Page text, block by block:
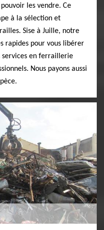
les vendre. Ce
à la sélection et
Sise à Juille, notre
rapides pour vous libérer
services en ferraillerie
Nous payons aussi